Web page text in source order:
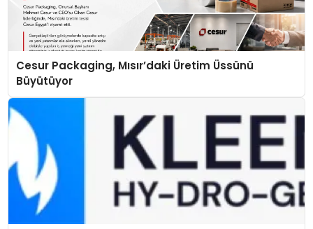
Cesur Packaging, Mısır’daki Üretim Üssünü
Büyütüyor